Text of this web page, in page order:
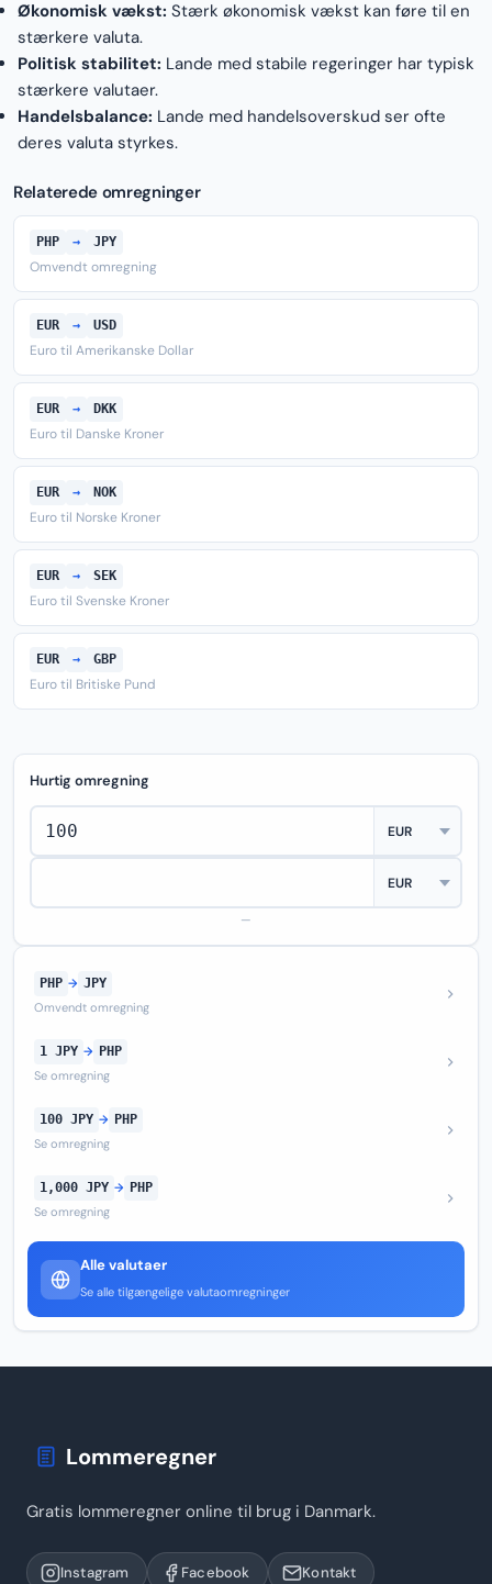
Økonomisk vækst: Stærk økonomisk vækst kan føre til en
stærkere valuta.
Politisk stabilitet: Lande med stabile regeringer har typisk
stærkere valutaer.
Handelsbalance: Lande med handelsoverskud ser ofte
deres valuta styrkes.
Relaterede omregninger
PHP → JPY
Omvendt omregning
EUR → USD
Euro til Amerikanske Dollar
EUR → DKK
Euro til Danske Kroner
EUR → NOK
Euro til Norske Kroner
EUR → SEK
Euro til Svenske Kroner
EUR → GBP
Euro til Britiske Pund
Hurtig omregning
—
PHP → JPY
Omvendt omregning
1 JPY → PHP
Se omregning
100 JPY → PHP
Se omregning
1,000 JPY → PHP
Se omregning
Alle valutaer
Se alle tilgængelige valutaomregninger
Lommeregner
Gratis lommeregner online til brug i Danmark.
Instagram Facebook Kontakt